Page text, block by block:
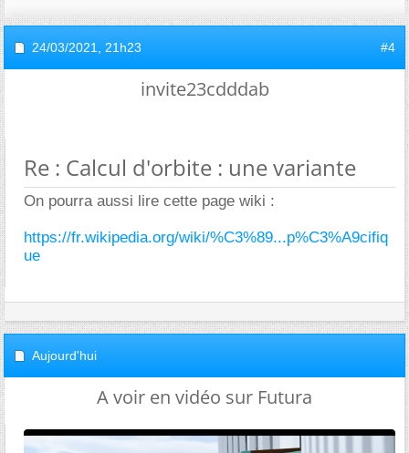
24/03/2021, 21h23 #4
invite23cdddab
Re : Calcul d'orbite : une variante
On pourra aussi lire cette page wiki :
https://fr.wikipedia.org/wiki/%C3%89...p%C3%A9cifiq
ue
Aujourd'hui
A voir en vidéo sur Futura